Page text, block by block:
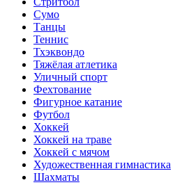
Сумо
Танцы
Теннис
Тхэквондо
Тяжёлая атлетика
Уличный спорт
Фехтование
Фигурное катание
Футбол
Хоккей
Хоккей на траве
Хоккей с мячом
Художественная гимнастика
Шахматы